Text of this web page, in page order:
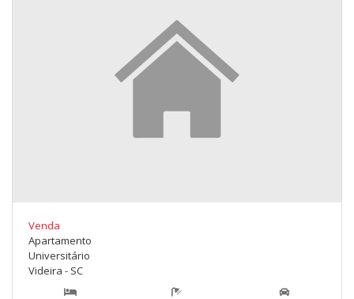
Venda
Apartamento
Universitário
Videira - SC